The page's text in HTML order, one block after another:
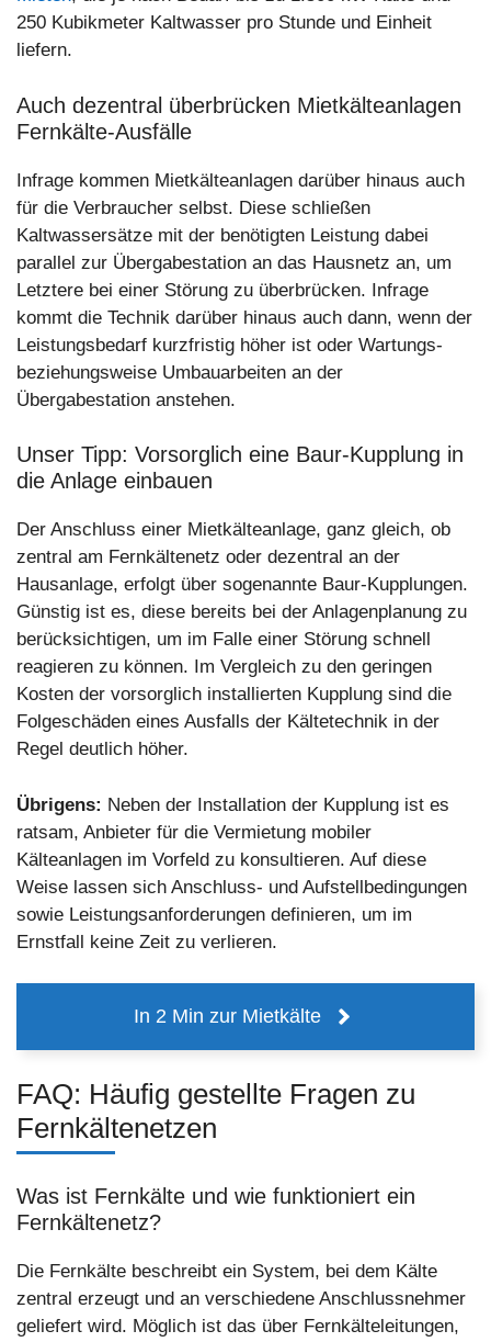
250 Kubikmeter Kaltwasser pro Stunde und Einheit
liefern.
Auch dezentral überbrücken Mietkälteanlagen
Fernkälte-Ausfälle
Infrage kommen Mietkälteanlagen darüber hinaus auch
für die Verbraucher selbst. Diese schließen
Kaltwassersätze mit der benötigten Leistung dabei
parallel zur Übergabestation an das Hausnetz an, um
Letztere bei einer Störung zu überbrücken. Infrage
kommt die Technik darüber hinaus auch dann, wenn der
Leistungsbedarf kurzfristig höher ist oder Wartungs-
beziehungsweise Umbauarbeiten an der
Übergabestation anstehen.
Unser Tipp: Vorsorglich eine Baur-Kupplung in
die Anlage einbauen
Der Anschluss einer Mietkälteanlage, ganz gleich, ob
zentral am Fernkältenetz oder dezentral an der
Hausanlage, erfolgt über sogenannte Baur-Kupplungen.
Günstig ist es, diese bereits bei der Anlagenplanung zu
berücksichtigen, um im Falle einer Störung schnell
reagieren zu können. Im Vergleich zu den geringen
Kosten der vorsorglich installierten Kupplung sind die
Folgeschäden eines Ausfalls der Kältetechnik in der
Regel deutlich höher.
Übrigens: Neben der Installation der Kupplung ist es
ratsam, Anbieter für die Vermietung mobiler
Kälteanlagen im Vorfeld zu konsultieren. Auf diese
Weise lassen sich Anschluss- und Aufstellbedingungen
sowie Leistungsanforderungen definieren, um im
Ernstfall keine Zeit zu verlieren.
In 2 Min zur Mietkälte
FAQ: Häufig gestellte Fragen zu
Fernkältenetzen
Was ist Fernkälte und wie funktioniert ein
Fernkältenetz?
Die Fernkälte beschreibt ein System, bei dem Kälte
zentral erzeugt und an verschiedene Anschlussnehmer
geliefert wird. Möglich ist das über Fernkälteleitungen,